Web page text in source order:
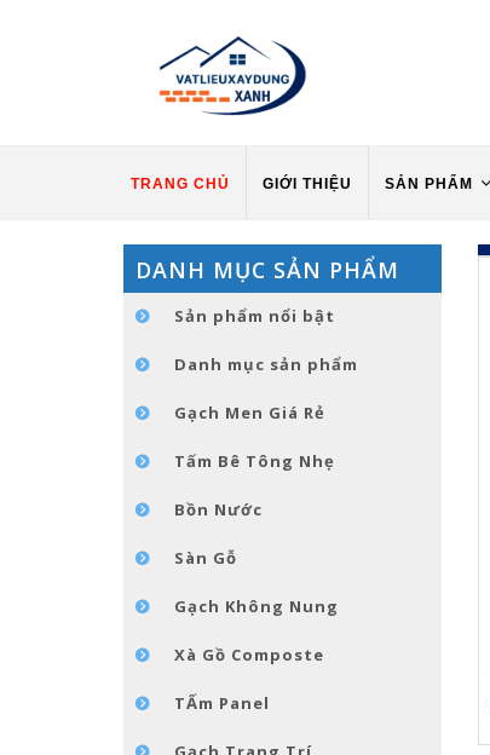
TRANG CHỦ GIỚI THIỆU SẢN PHẨM
DANH MỤC SẢN PHẨM
Sản phẩm nổi bật
Danh mục sản phẩm
Gạch Men Giá Rẻ
Tấm Bê Tông Nhẹ
Bồn Nước
Sàn Gỗ
Gạch Không Nung
Xà Gồ Composte
TẤm Panel